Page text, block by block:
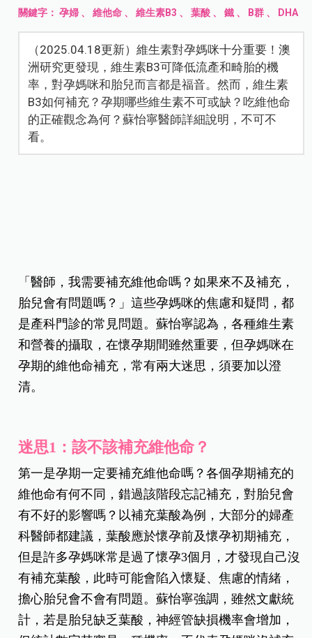
關鍵字：孕婦 、維他命 、維生素B3 、葉酸 、鐵 、 B群 、 DHA
（2025.04.18更新）維生素對孕媽咪十分重要！澳
洲研究更發現，維生素B3可降低流產和畸胎的機
率，對孕媽咪和胎兒而言都是福音。然而，維生素
B3如何補充？孕期哪些維生素不可或缺？吃維他命
的正確觀念為何？蘇怡寧醫師詳細說明，不可不
看。
「醫師，我需要補充維他命嗎？如果來不及補充，
是產科門診的常見問題。蘇怡寧認為，各種維生素
和營養的攝取，在懷孕期間雖然重要，但孕媽咪在
孕期的維他命補充，常有兩大迷思，須要加以澄
清。
迷思1：該不該補充維他命？
第一是孕期一定要補充維他命嗎？各個孕期補充的